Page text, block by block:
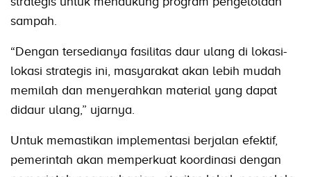
sampah.
“Dengan tersedianya fasilitas daur ulang di lokasi-
lokasi strategis ini, masyarakat akan lebih mudah
memilah dan menyerahkan material yang dapat
didaur ulang,” ujarnya.
Untuk memastikan implementasi berjalan efektif,
pemerintah akan memperkuat koordinasi dengan